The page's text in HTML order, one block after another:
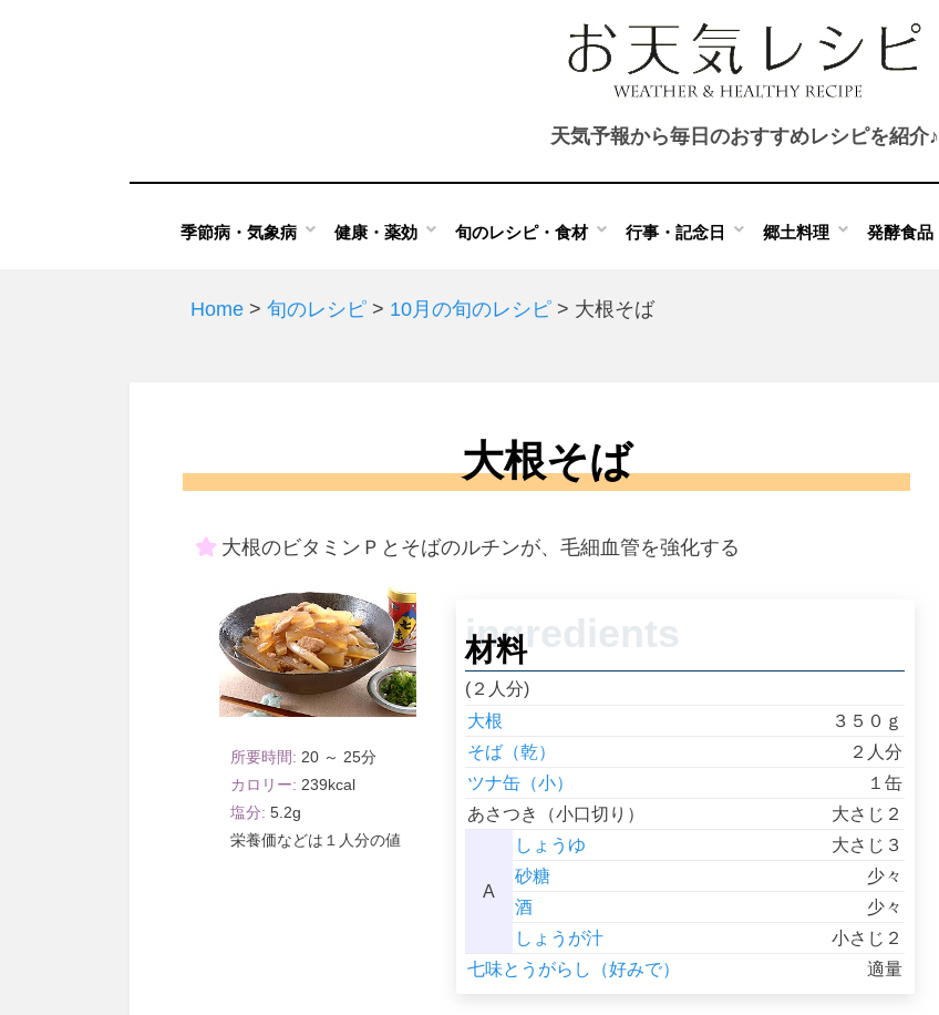
天気予報から毎日のおすすめレシピを紹介♪
季節病・気象病 健康・薬効 旬のレシピ・食材 行事・記念日 郷土料理 発酵食品
Home > 旬のレシピ > 10月の旬のレシピ > 大根そば
大根そば
大根のビタミンＰとそばのルチンが、毛細血管を強化する
20 ～ 25
239
5.2
１人分
材料
(２人分)
大根
３５０ｇ
そば（乾）
２人分
ツナ缶（小）
１缶
あさつき（小口切り）
大さじ２
A
しょうゆ
大さじ３
砂糖
少々
酒
少々
しょうが汁
小さじ２
七味とうがらし（好みで）
適量